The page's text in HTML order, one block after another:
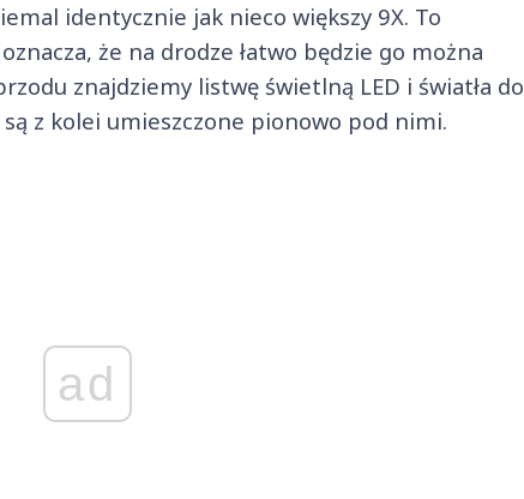
identycznie jak nieco większy 9X. To
że na drodze łatwo będzie go można
znajdziemy listwę świetlną LED i światła do
z kolei umieszczone pionowo pod nimi.
ad